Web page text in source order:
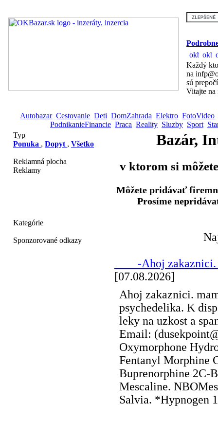
Každý
na
sú
Vitajte na
Autobazar Cestovanie Deti DomZahrada Elektro FotoVideo
PodnikanieFinancie Praca Reality Sluzby Sport
Typ
Ponuka , Dopyt , Všetko
Reklamná plocha
Reklamy
Kategórie
Sponzorované odkazy
Bazár,
v ktorom si
Môžete pridávať
Prosíme
____-Ahoj
[07.08.2026]
Ahoj zakaznici.
psychedelika. K
leky na uzkost a
Email:
Oxymorphone
Fentanyl Morphine
Buprenorphine 2C-
Mescaline.
Salvia. *Hypnogen